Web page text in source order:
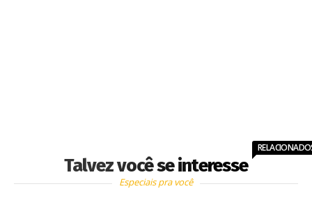
Talvez você se interesse
Especiais pra você